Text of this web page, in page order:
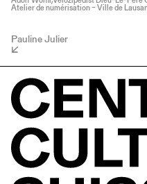
Atelier de numérisation – Ville de
Pauline Julier